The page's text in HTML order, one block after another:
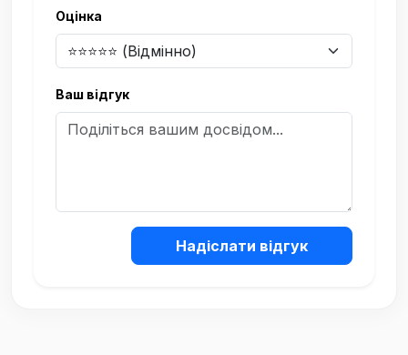
Оцінка
Ваш відгук
Надіслати відгук